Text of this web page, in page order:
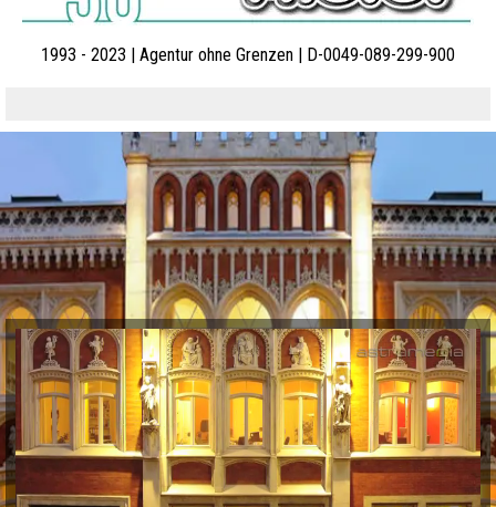
1993 - 2023 | Agentur ohne Grenzen | D-0049-089-299-900